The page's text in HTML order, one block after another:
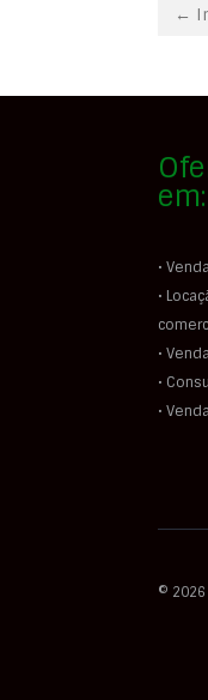
←
em:
•
•
•
•
•
© 2026